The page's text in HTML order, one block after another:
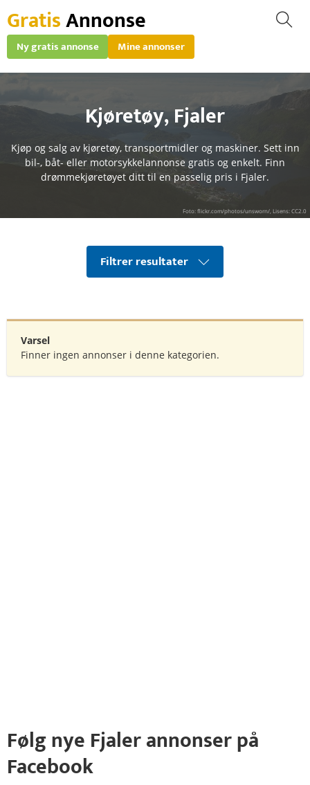
GratisAnnonse
Ny gratis annonse Mine annonser
Kjøretøy,Fjaler
Kjøp og salg av kjøretøy, transportmidler og maskiner. Sett inn
bil-, båt- eller motorsykkelannonse gratis og enkelt. Finn
drømmekjøretøyet ditt til en passelig pris i Fjaler.
Foto: flickr.com/photos/unsworn/, Lisens: CC2.0
Filtrer resultater
Varsel
Finner ingen annonser i denne kategorien.
Følg nye Fjaler annonser på
Facebook